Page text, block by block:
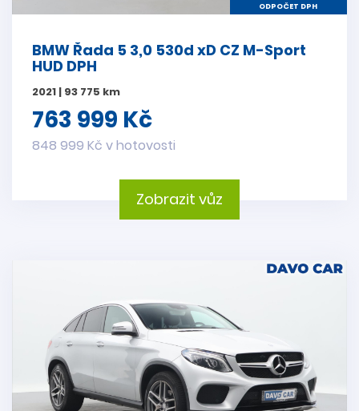
ODPOČET DPH
BMW Řada 5 3,0 530d xD CZ M-Sport
HUD DPH
2021 | 93 775 km
763 999 Kč
848 999 Kč v hotovosti
Zobrazit vůz